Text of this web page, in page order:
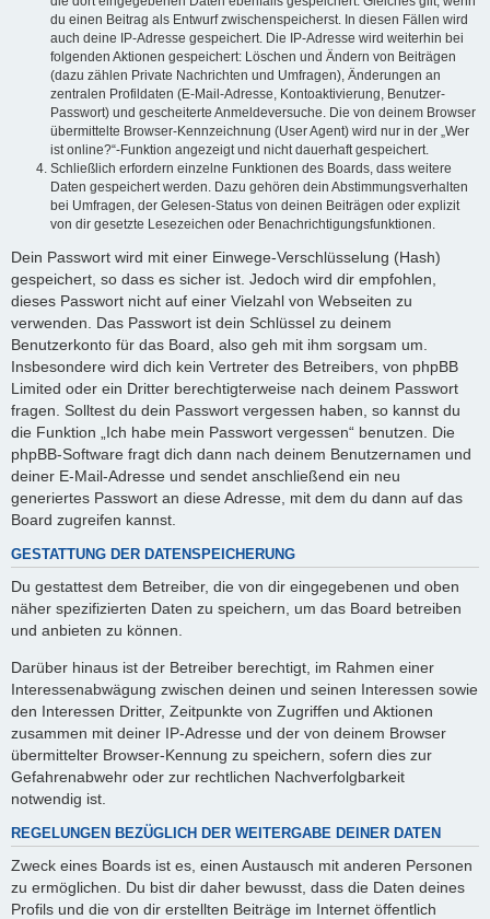
du einen Beitrag als Entwurf zwischenspeicherst. In diesen Fällen wird
auch deine IP-Adresse gespeichert. Die IP-Adresse wird weiterhin bei
folgenden Aktionen gespeichert: Löschen und Ändern von Beiträgen
(dazu zählen Private Nachrichten und Umfragen), Änderungen an
zentralen Profildaten (E-Mail-Adresse, Kontoaktivierung, Benutzer-
Passwort) und gescheiterte Anmeldeversuche. Die von deinem Browser
übermittelte Browser-Kennzeichnung (User Agent) wird nur in der „Wer
ist online?“-Funktion angezeigt und nicht dauerhaft gespeichert.
Schließlich erfordern einzelne Funktionen des Boards, dass weitere
Daten gespeichert werden. Dazu gehören dein Abstimmungsverhalten
bei Umfragen, der Gelesen-Status von deinen Beiträgen oder explizit
von dir gesetzte Lesezeichen oder Benachrichtigungsfunktionen.
Dein Passwort wird mit einer Einwege-Verschlüsselung (Hash)
gespeichert, so dass es sicher ist. Jedoch wird dir empfohlen,
dieses Passwort nicht auf einer Vielzahl von Webseiten zu
verwenden. Das Passwort ist dein Schlüssel zu deinem
Benutzerkonto für das Board, also geh mit ihm sorgsam um.
Insbesondere wird dich kein Vertreter des Betreibers, von phpBB
Limited oder ein Dritter berechtigterweise nach deinem Passwort
fragen. Solltest du dein Passwort vergessen haben, so kannst du
die Funktion „Ich habe mein Passwort vergessen“ benutzen. Die
phpBB-Software fragt dich dann nach deinem Benutzernamen und
deiner E-Mail-Adresse und sendet anschließend ein neu
generiertes Passwort an diese Adresse, mit dem du dann auf das
Board zugreifen kannst.
GESTATTUNG DER DATENSPEICHERUNG
Du gestattest dem Betreiber, die von dir eingegebenen und oben
näher spezifizierten Daten zu speichern, um das Board betreiben
und anbieten zu können.
Darüber hinaus ist der Betreiber berechtigt, im Rahmen einer
Interessenabwägung zwischen deinen und seinen Interessen sowie
den Interessen Dritter, Zeitpunkte von Zugriffen und Aktionen
zusammen mit deiner IP-Adresse und der von deinem Browser
übermittelter Browser-Kennung zu speichern, sofern dies zur
Gefahrenabwehr oder zur rechtlichen Nachverfolgbarkeit
notwendig ist.
REGELUNGEN BEZÜGLICH DER WEITERGABE DEINER DATEN
Zweck eines Boards ist es, einen Austausch mit anderen Personen
zu ermöglichen. Du bist dir daher bewusst, dass die Daten deines
Profils und die von dir erstellten Beiträge im Internet öffentlich